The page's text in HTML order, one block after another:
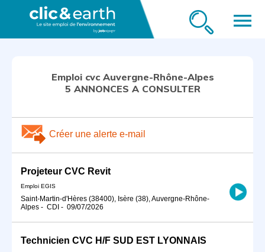
menu
Emploi cvc Auvergne-Rhône-Alpes
5 ANNONCES A CONSULTER
Créer une alerte e-mail
Projeteur CVC Revit
Emploi EGIS
Saint-Martin-d'Hères (38400), Isère (38), Auvergne-Rhône-
Alpes - CDI - 09/07/2026
Technicien CVC H/F SUD EST LYONNAIS